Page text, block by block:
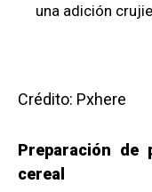
una adición
Crédito: Pxhere
Preparación
cereal